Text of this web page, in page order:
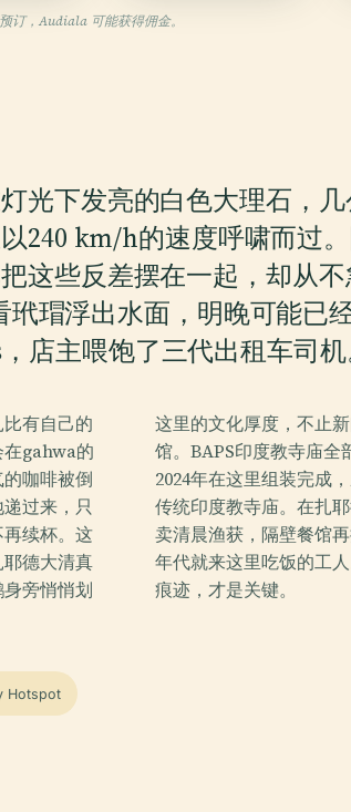
订，Audiala 可能获得佣金。
光下发亮的白色大理石，
240 km/h的速度呼啸而过
这些反差摆在一起，却从
瑁浮出水面，明晚可能已
店主喂饱了三代出租车司机
有自己的
gahwa的
咖啡被倒
过来，只
续杯。这
德大清真
旁悄悄划
这里的文化厚度，不止
馆。BAPS印度教寺庙全
2024年在这里组装完成
传统印度教寺庙。在扎
卖清晨渔获，隔壁餐馆
年代就来这里吃饭的工
痕迹，才是关键。
Hotspot